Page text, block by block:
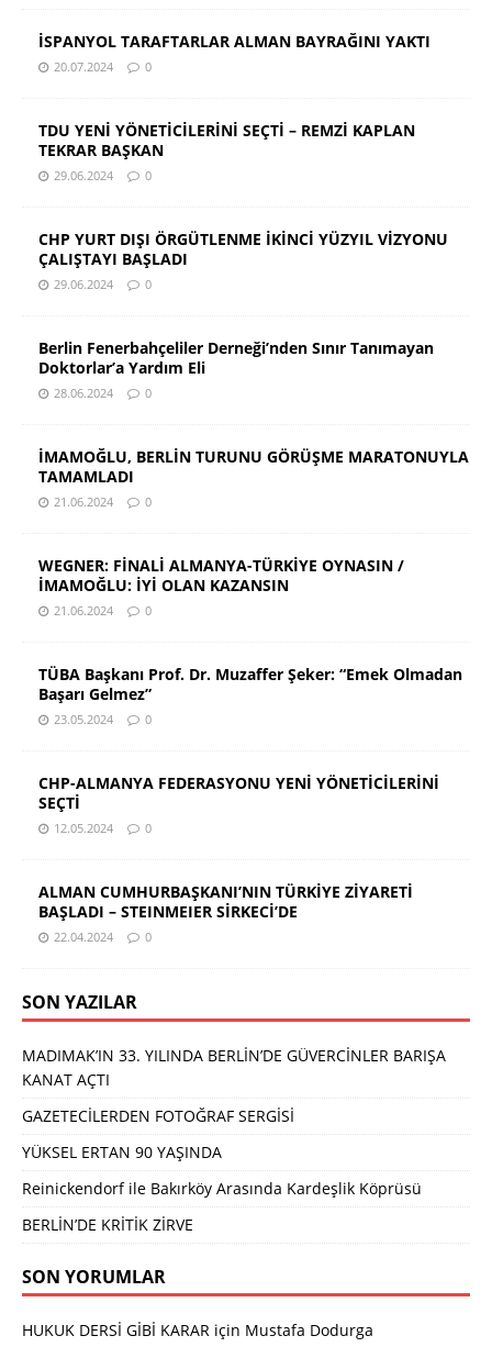
İSPANYOL TARAFTARLAR ALMAN BAYRAĞINI YAKTI
20.07.2024 0
TDU YENİ YÖNETİCİLERİNİ SEÇTİ – REMZİ KAPLAN
TEKRAR BAŞKAN
29.06.2024 0
CHP YURT DIŞI ÖRGÜTLENME İKİNCİ YÜZYIL VİZYONU
ÇALIŞTAYI BAŞLADI
29.06.2024 0
Berlin Fenerbahçeliler Derneği’nden Sınır Tanımayan
Doktorlar’a Yardım Eli
28.06.2024 0
İMAMOĞLU, BERLİN TURUNU GÖRÜŞME MARATONUYLA
TAMAMLADI
21.06.2024 0
WEGNER: FİNALİ ALMANYA-TÜRKİYE OYNASIN /
İMAMOĞLU: İYİ OLAN KAZANSIN
21.06.2024 0
TÜBA Başkanı Prof. Dr. Muzaffer Şeker: “Emek Olmadan
Başarı Gelmez”
23.05.2024 0
CHP-ALMANYA FEDERASYONU YENİ YÖNETİCİLERİNİ
SEÇTİ
12.05.2024 0
ALMAN CUMHURBAŞKANI’NIN TÜRKİYE ZİYARETİ
BAŞLADI – STEINMEIER SİRKECİ’DE
22.04.2024 0
SON YAZILAR
MADIMAK’IN 33. YILINDA BERLİN’DE GÜVERCİNLER BARIŞA
KANAT AÇTI
GAZETECİLERDEN FOTOĞRAF SERGİSİ
YÜKSEL ERTAN 90 YAŞINDA
Reinickendorf ile Bakırköy Arasında Kardeşlik Köprüsü
BERLİN’DE KRİTİK ZİRVE
SON YORUMLAR
HUKUK DERSİ GİBİ KARAR için Mustafa Dodurga